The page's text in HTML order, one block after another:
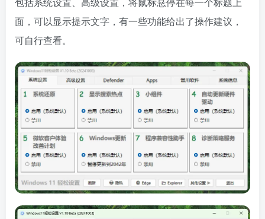
面，可以显示提示文字，有一些功能给出了操作建议，
可自行查看。